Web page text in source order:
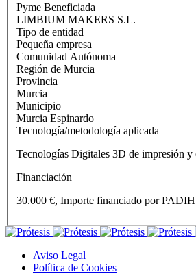
Pyme Beneficiada
LIMBIUM MAKERS S.L.
Tipo de entidad
Pequeña empresa
Comunidad Autónoma
Región de Murcia
Provincia
Murcia
Municipio
Murcia Espinardo
Tecnología/metodología aplicada
Tecnologías Digitales 3D de impresión y
Financiación
30.000 €, Importe financiado por
Aviso Legal
Política de Cookies